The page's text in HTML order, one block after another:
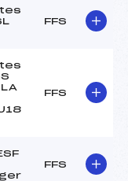
FFS
FFS
FFS